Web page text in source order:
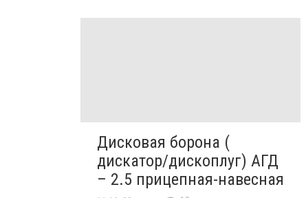
Дисковая борона (
дискатор/дископлуг) АГД
– 2.5 прицепная-навесная